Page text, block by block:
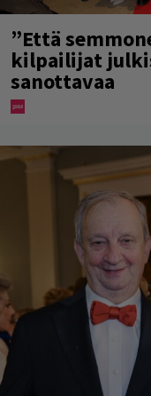
”Että
kilpailijat
sanottavaa